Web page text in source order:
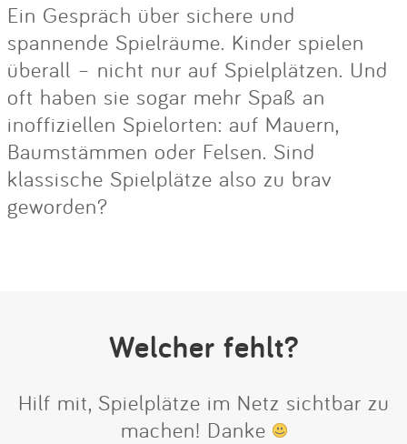
Ein Gespräch über sichere und
spannende Spielräume. Kinder spielen
überall – nicht nur auf Spielplätzen. Und
oft haben sie sogar mehr Spaß an
inoffiziellen Spielorten: auf Mauern,
Baumstämmen oder Felsen. Sind
klassische Spielplätze also zu brav
geworden?
Welcher fehlt?
Hilf mit, Spielplätze im Netz sichtbar zu
machen! Danke